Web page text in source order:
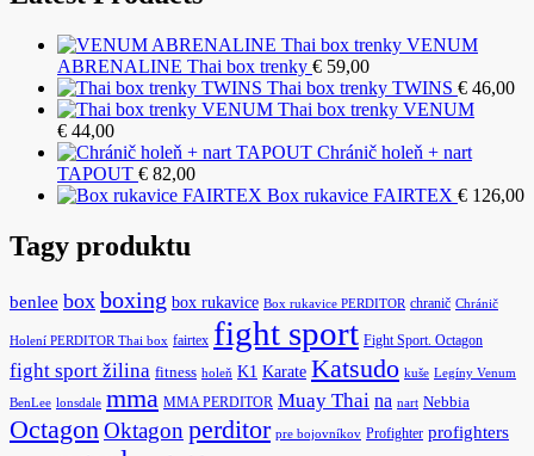
VENUM
ABRENALINE Thai box trenky € 59,00
Thai box trenky TWINS € 46,00
Thai box trenky VENUM
€ 44,00
Chránič holeň + nart
TAPOUT € 82,00
Box rukavice FAIRTEX € 126,00
Tagy produktu
benlee box boxing box rukavice Box rukavice PERDITOR chranič Chránič
Holení PERDITOR Thai box fairtex fight sport Fight Sport. Octagon
fight sport žilina fitness holeň K1 Karate Katsudo kuše Legíny Venum
BenLee lonsdale mma MMA PERDITOR Muay Thai na nart Nebbia
Octagon Oktagon perditor pre bojovníkov Profighter profighters